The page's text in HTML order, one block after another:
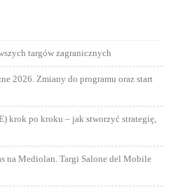
targów zagranicznych
2026. Zmiany do programu oraz start
krok po kroku – jak stworzyć strategię,
na Mediolan. Targi Salone del Mobile